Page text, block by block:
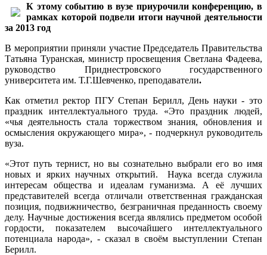
К этому событию в вузе приурочили конференцию, в
рамках которой подвели итоги научной деятельности
за 2013 год
В мероприятии приняли участие Председатель Правительства
Татьяна Туранская, министр просвещения Светлана Фадеева,
руководство
Приднестровского государственного
университета им. Т.Г.Шевченко, преподаватели.
Как отметил ректор ПГУ Степан Берилл, День науки - это
праздник интеллектуального труда. «Это праздник людей,
«чья деятельность стала торжеством знания, обновления и
осмысления окружающего мира», - подчеркнул руководитель
вуза.
«Этот путь тернист, но вы сознательно выбрали его во имя
новых и ярких научных открытий. Наука всегда служила
интересам общества и идеалам гуманизма. А её лучших
представителей всегда отличали ответственная гражданская
позиция, подвижничество, безграничная преданность своему
делу. Научные достижения всегда являлись предметом особой
гордости, показателем высочайшего интеллектуального
потенциала народа», - сказал в своём выступлении Степан
Берилл.